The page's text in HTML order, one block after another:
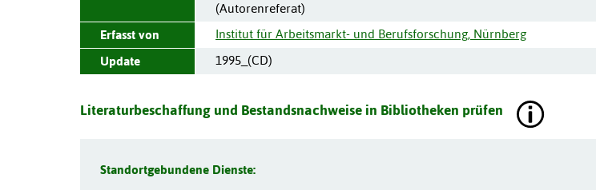
(Autorenreferat)
Erfasst von
Institut für Arbeitsmarkt- und Berufsforschung, Nürnberg
Update
1995_(CD)
Literaturbeschaffung und Bestandsnachweise in Bibliotheken prüfen
Standortgebundene Dienste: